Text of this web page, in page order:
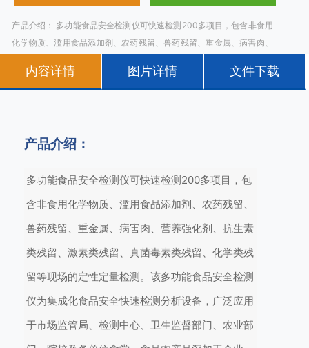
产品介绍： 多功能食品安全检测仪可快速检测200多项目，包含非食用
化学物质、滥用食品添加剂、农药残留、兽药残留、重金属、病害肉、
留等现场的定性定量检测。该多功能食品安全检测仪为集成化食品安全
内容详情 图片详情 文件下载
产品介绍：
多功能食品安全检测仪可快速检测200多项目，包
含非食用化学物质、滥用食品添加剂、农药残留、
兽药残留、重金属、病害肉、营养强化剂、抗生素
类残留、激素类残留、真菌毒素类残留、化学类残
留等现场的定性定量检测。该多功能食品安全检测
仪为集成化食品安全快速检测分析设备，广泛应用
于市场监管局、检测中心、卫生监督部门、农业部